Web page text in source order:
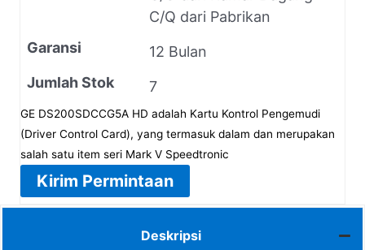
C/Q dari Pabrikan
Garansi
12 Bulan
Jumlah Stok
7
GE DS200SDCCG5A HD adalah Kartu Kontrol Pengemudi
(Driver Control Card), yang termasuk dalam dan merupakan
salah satu item seri Mark V Speedtronic
Kirim Permintaan
Deskripsi